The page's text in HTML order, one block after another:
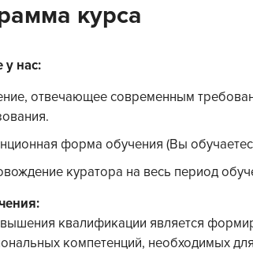
курса
у нас:
отвечающее современным
форма обучения (Вы
куратора на весь период
квалификации является
компетенций, необходимых